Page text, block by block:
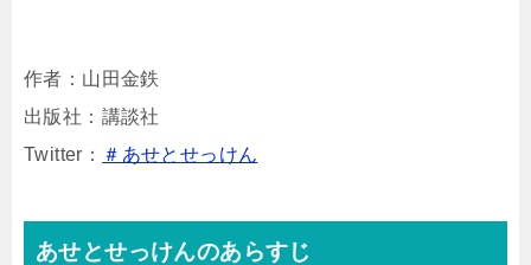
作者：山田金鉄
出版社：講談社
Twitter： ＃あせとせっけん
あせとせっけんのあらすじ